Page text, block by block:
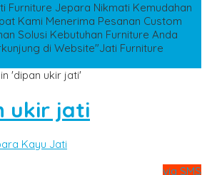
Furniture Jepara Nikmati Kemudahan
Kami Menerima Pesanan Custom
Solusi Kebutuhan Furniture Anda
di Website"Jati Furniture
'dipan ukir jati'
ukir jati
via SMS